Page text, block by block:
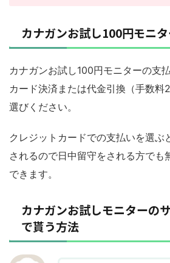
カナガンお試し100円モニ
カナガンお試し100円モニターの支
カード決済または代金引換（手数料
選びください。
クレジットカードでの支払いを選ぶ
されるので日中留守をされる方でも
できます。
カナガンお試しモニターの
で貰う方法